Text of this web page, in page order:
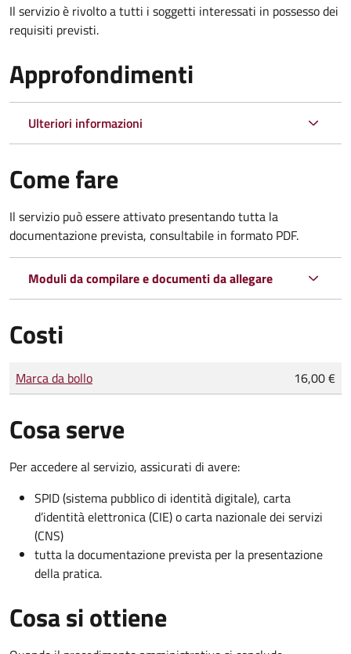
Il servizio è rivolto a tutti i soggetti interessati in possesso dei
requisiti previsti.
Approfondimenti
Ulteriori informazioni
Come fare
Il servizio può essere attivato presentando tutta la
documentazione prevista, consultabile in formato PDF.
Moduli da compilare e documenti da allegare
Costi
Tipo di pagamento
Importo
Marca da bollo 16,00 €
Cosa serve
Per accedere al servizio, assicurati di avere:
SPID (sistema pubblico di identità digitale), carta
d’identità elettronica (CIE) o carta nazionale dei servizi
(CNS)
tutta la documentazione prevista per la presentazione
della pratica.
Cosa si ottiene